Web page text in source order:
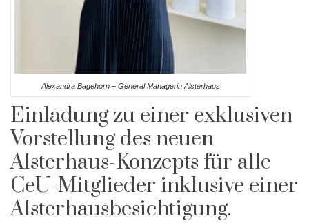
Alexandra Bagehorn – General Managerin Alsterhaus
Einladung zu einer exklusiven
Vorstellung des neuen
Alsterhaus-Konzepts für alle
CeU-Mitglieder inklusive einer
Alsterhausbesichtigung.